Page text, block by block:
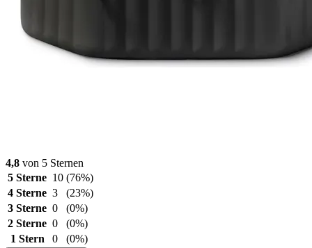
4,8 von 5 Sternen
5 Sterne 10 (76%)
4 Sterne 3
(23%)
3 Sterne 0
(0%)
2 Sterne 0
(0%)
1 Stern
0 (0%)